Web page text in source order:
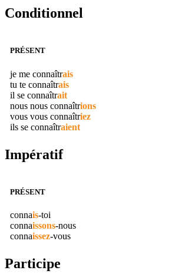
Conditionnel
PRÉSENT
je me connaîtrais
tu te connaîtrais
il se connaîtrait
nous nous connaîtrions
vous vous connaîtriez
ils se connaîtraient
Impératif
PRÉSENT
connais-toi
connaissons-nous
connaissez-vous
Participe